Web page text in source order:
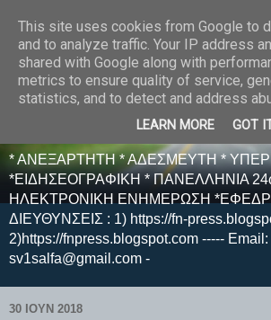
E F E N P R E S
ΗΛΕΚΤΡΟΝΙΚΗ
ΕΦΗΜΕΡΙΔΑ
* ΑΝΕΞΑΡΤΗΤΗ * ΑΔΕΣΜΕΥΤΗ *
*ΕΙΔΗΣΕΟΓΡΑΦΙΚΗ * ΠΑΝΕΛΛΗΝΙΑ
ΗΛΕΚΤΡΟΝΙΚΗ ΕΝΗΜΕΡΩΣΗ
ΔΙΕΥΘΥΝΣΕΙΣ : 1) https://fn-
2)https://fnpress.blogspot.com ----- Email:
sv1salfa@gmail.com -
30 ΙΟΥΝ 2018
This site uses cookies from Google to
and to analyze traffic. Your IP address
shared with Google along with
metrics to ensure quality of service,
statistics, and to detect and address
LEARN MORE GOT